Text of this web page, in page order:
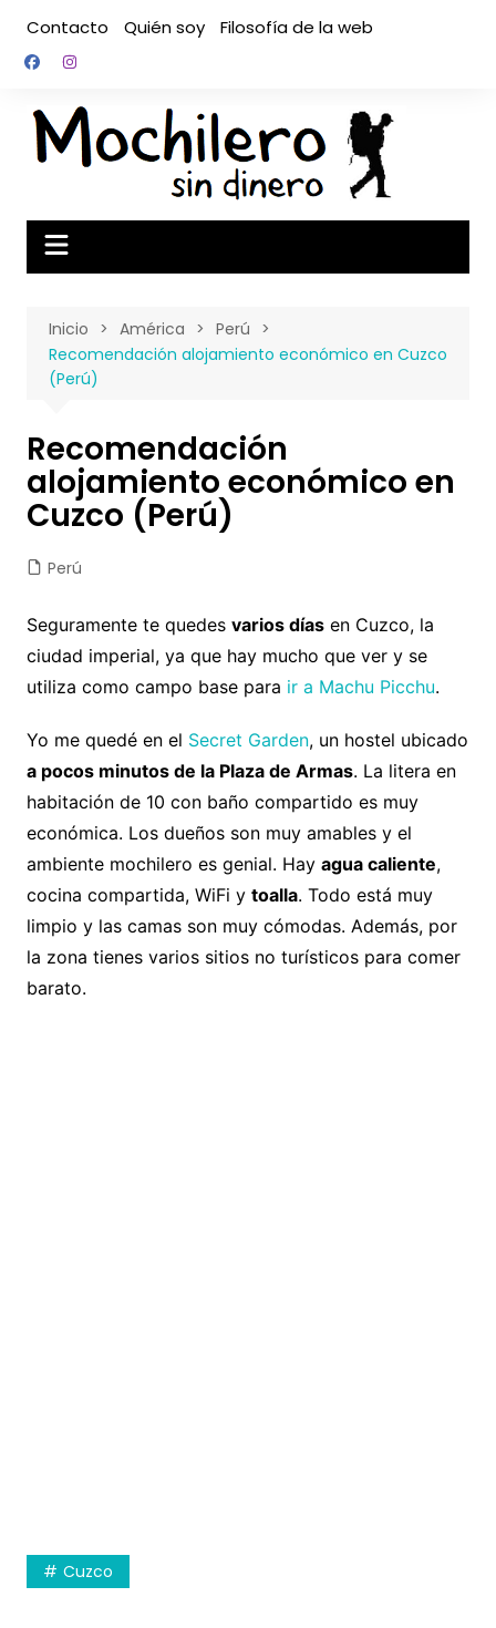
contenido
Contacto Quién soy Filosofía de la web
Inicio América
Perú
Recomendación alojamiento económico en Cuzco
(Perú)
Recomendación
alojamiento económico en
Cuzco (Perú)
Perú
Seguramente te quedes varios díasen Cuzco, la
ciudad imperial, ya que hay mucho que ver y se
utiliza como campo base para ir a Machu Picchu.
Yo me quedé en el Secret Garden, un hostel ubicado
a pocos minutos de la Plaza de Armas. La litera en
habitación de 10 con baño compartido es muy
económica. Los dueños son muy amables y el
ambiente mochilero es genial. Hay agua caliente,
cocina compartida, WiFi y toalla. Todo está muy
limpio y las camas son muy cómodas. Además, por
la zona tienes varios sitios no turísticos para comer
barato.
Cuzco